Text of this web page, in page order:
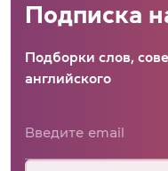
Подписка
Подборки слов,
английского